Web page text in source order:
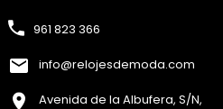
961 823 366
info@relojesdemoda.com
Avenida de la Albufera, S/N,